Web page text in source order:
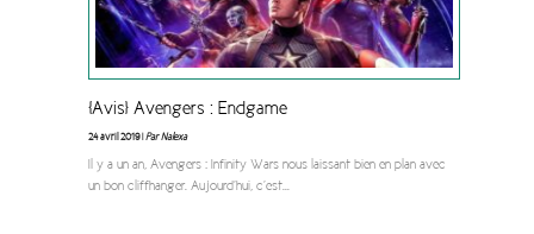
[Avis] Avengers : Endgame
24 avril 2019 |Par Nalexa
Il y a un an, Avengers : Infinity Wars nous laissant bien en plan avec
un bon cliffhanger. Aujourd’hui, c’est...